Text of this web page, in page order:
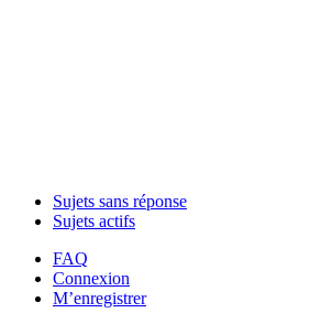
Sujets sans réponse
Sujets actifs
FAQ
Connexion
M’enregistrer